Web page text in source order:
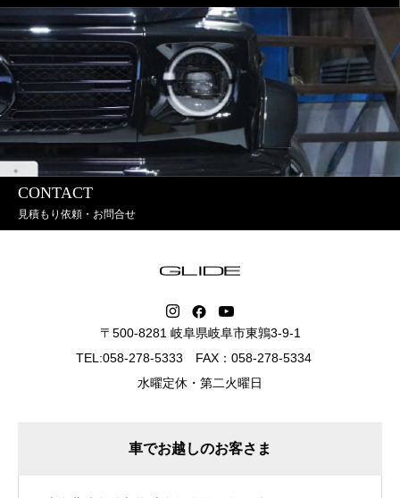
CONTACT
見積もり依頼・お問合せ
〒500-8281 岐阜県岐阜市東鶉3-9-1
TEL:058-278-5333 FAX：058-278-5334
水曜定休・第二火曜日
車でお越しのお客さま